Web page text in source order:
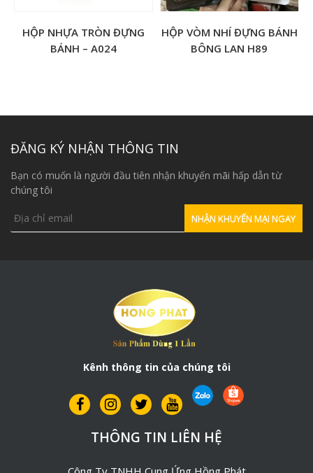
HỘP NHỰA TRÒN ĐỰNG
BÁNH – A024
HỘP VÒM NHÍ ĐỰNG BÁNH
BÔNG LAN H89
ĐĂNG KÝ NHẬN THÔNG TIN
Bạn có muốn là người đầu tiên nhận khuyến mãi hấp dẫn từ
chúng tôi
Kênh thông tin của chúng tôi
THÔNG TIN LIÊN HỆ